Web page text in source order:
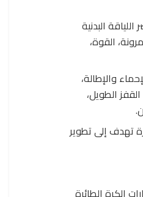
اللياقة البدنية
القوة،
والإطالة،
الطويل،
تهدف إلى تطوير